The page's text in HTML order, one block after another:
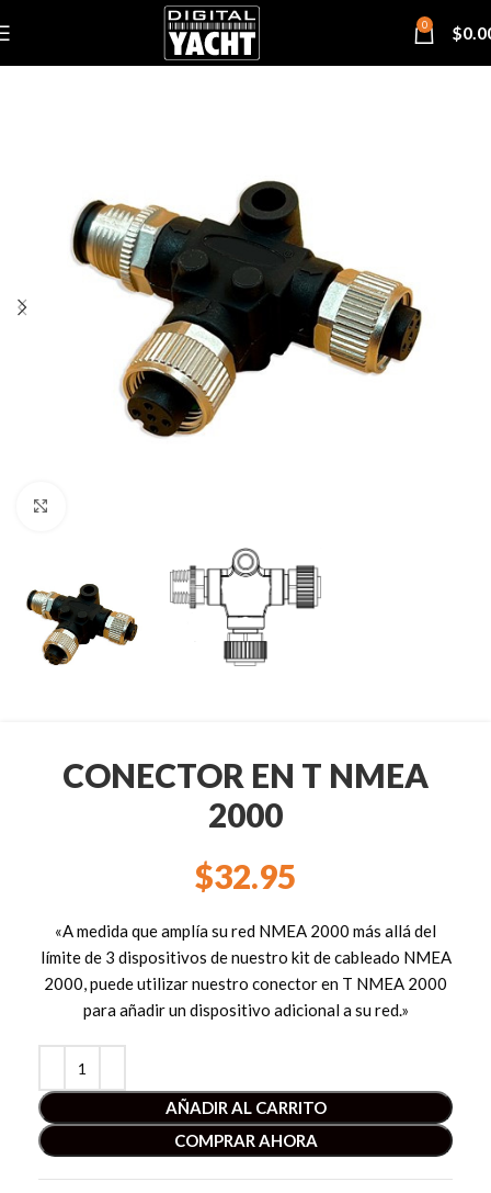
0 $
CONECTOR EN T NMEA
2000
$32.95
«A medida que amplía su red NMEA 2000 más allá del
límite de 3 dispositivos de nuestro kit de cableado NMEA
2000, puede utilizar nuestro conector en T NMEA 2000
para añadir un dispositivo adicional a su red.»
AÑADIR AL CARRITO
COMPRAR AHORA